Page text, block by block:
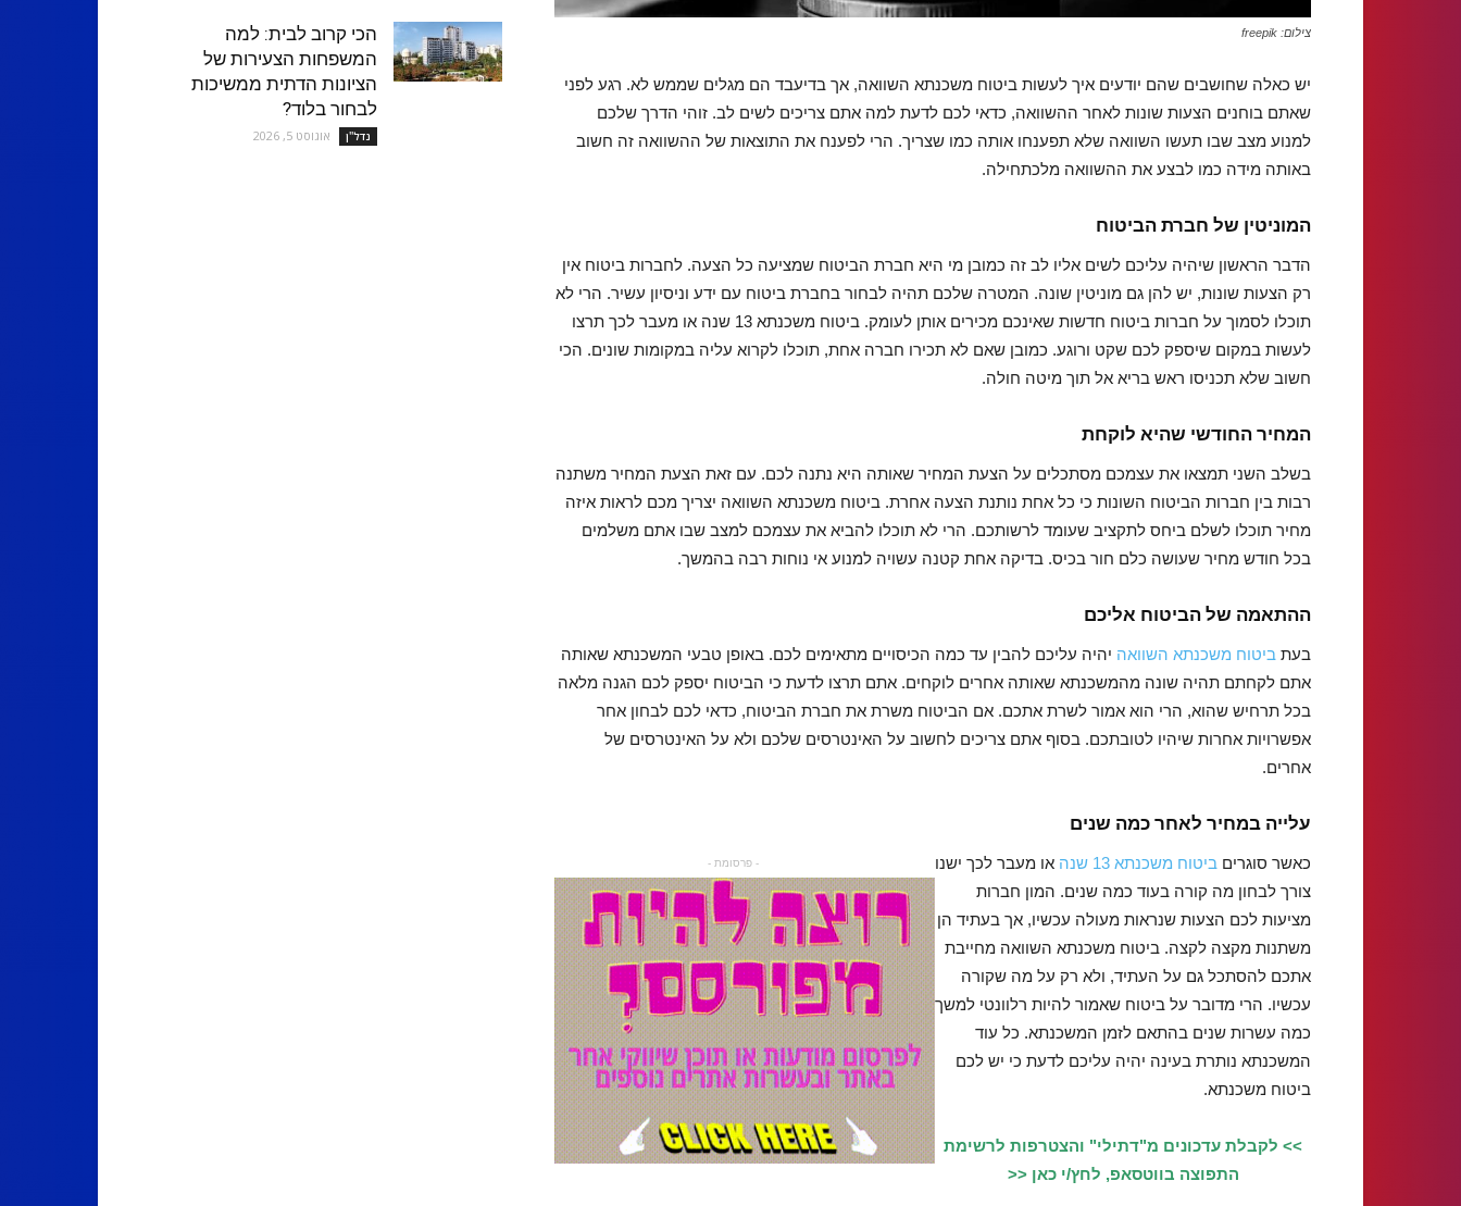
צילום: freepik
יש כאלה שחושבים שהם יודעים איך לעשות ביטוח משכנתא השוואה, אך בדיעבד הם מגלים שממש לא. רגע לפני
שאתם בוחנים הצעות שונות לאחר ההשוואה, כדאי לכם לדעת למה אתם צריכים לשים לב. זוהי הדרך שלכם
למנוע מצב שבו תעשו השוואה שלא תפענחו אותה כמו שצריך. הרי לפענח את התוצאות של ההשוואה זה חשוב
באותה מידה כמו לבצע את ההשוואה מלכתחילה.
המוניטין של חברת הביטוח
הדבר הראשון שיהיה עליכם לשים אליו לב זה כמובן מי היא חברת הביטוח שמציעה כל הצעה. לחברות ביטוח אין
רק הצעות שונות, יש להן גם מוניטין שונה. המטרה שלכם תהיה לבחור בחברת ביטוח עם ידע וניסיון עשיר. הרי לא
תוכלו לסמוך על חברות ביטוח חדשות שאינכם מכירים אותן לעומק. ביטוח משכנתא 13 שנה או מעבר לכך תרצו
לעשות במקום שיספק לכם שקט ורוגע. כמובן שאם לא תכירו חברה אחת, תוכלו לקרוא עליה במקומות שונים. הכי
חשוב שלא תכניסו ראש בריא אל תוך מיטה חולה.
המחיר החודשי שהיא לוקחת
בשלב השני תמצאו את עצמכם מסתכלים על הצעת המחיר שאותה היא נתנה לכם. עם זאת הצעת המחיר משתנה
רבות בין חברות הביטוח השונות כי כל אחת נותנת הצעה אחרת. ביטוח משכנתא השוואה יצריך מכם לראות איזה
מחיר תוכלו לשלם ביחס לתקציב שעומד לרשותכם. הרי לא תוכלו להביא את עצמכם למצב שבו אתם משלמים
בכל חודש מחיר שעושה כלם חור בכיס. בדיקה אחת קטנה עשויה למנוע אי נוחות רבה בהמשך.
ההתאמה של הביטוח אליכם
בעת ביטוח משכנתא השוואה יהיה עליכם להבין עד כמה הכיסויים מתאימים לכם. באופן טבעי המשכנתא שאותה
אתם לקחתם תהיה שונה מהמשכנתא שאותה אחרים לוקחים. אתם תרצו לדעת כי הביטוח יספק לכם הגנה מלאה
בכל תרחיש שהוא, הרי הוא אמור לשרת אתכם. אם הביטוח משרת את חברת הביטוח, כדאי לכם לבחון אחר
אפשרויות אחרות שיהיו לטובתכם. בסוף אתם צריכים לחשוב על האינטרסים שלכם ולא על האינטרסים של
אחרים.
עלייה במחיר לאחר כמה שנים
- פרסומת - כאשר סוגרים ביטוח משכנתא 13 שנה
או מעבר לכך ישנו
צורך לבחון מה קורה בעוד כמה שנים. המון חברות
מציעות לכם הצעות שנראות מעולה עכשיו, אך בעתיד הן
משתנות מקצה לקצה. ביטוח משכנתא השוואה מחייבת
אתכם להסתכל גם על העתיד, ולא רק על מה שקורה
עכשיו. הרי מדובר על ביטוח שאמור להיות רלוונטי למשך
כמה עשרות שנים בהתאם לזמן המשכנתא. כל עוד
המשכנתא נותרת בעינה יהיה עליכם לדעת כי יש לכם
ביטוח משכנתא.
>> לקבלת עדכונים מ"דתילי" והצטרפות לרשימת
התפוצה בווטסאפ, לחץ/י כאן <<
הכי קרוב לבית: למה
המשפחות הצעירות של
הציונות הדתית ממשיכות
לבחור בלוד?
נדל''ן אוגוסט 5, 2026